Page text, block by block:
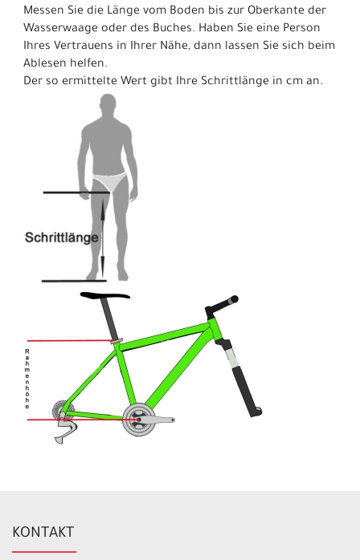
Messen Sie die Länge vom Boden bis zur Oberkante der
Wasserwaage oder des Buches. Haben Sie eine Person
Ihres Vertrauens in Ihrer Nähe, dann lassen Sie sich beim
Ablesen helfen.
Der so ermittelte Wert gibt Ihre Schrittlänge in cm an.
KONTAKT